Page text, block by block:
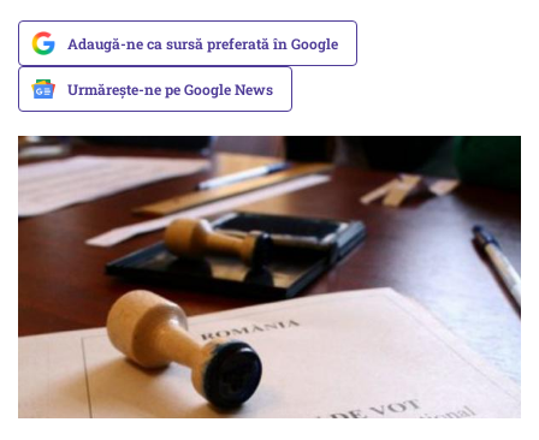
Adaugă-ne ca sursă preferată în Google
Urmărește-ne pe Google News